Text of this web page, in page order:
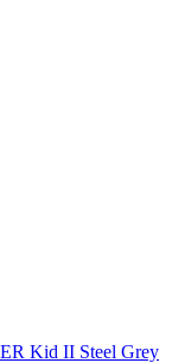
Kid II Steel Grey